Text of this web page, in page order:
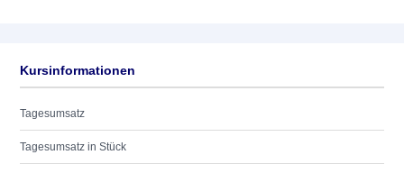
Kursinformationen
Tagesumsatz
Tagesumsatz in Stück